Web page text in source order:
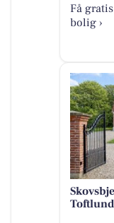
Få
bolig ›
Toftlund